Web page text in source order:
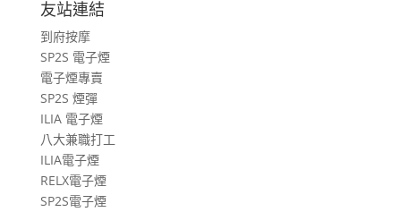
遊
文
章
友站連結
到府按摩
SP2S 電子煙
電子煙專賣
SP2S 煙彈
ILIA 電子煙
八大兼職打工
ILIA電子煙
RELX電子煙
SP2S電子煙